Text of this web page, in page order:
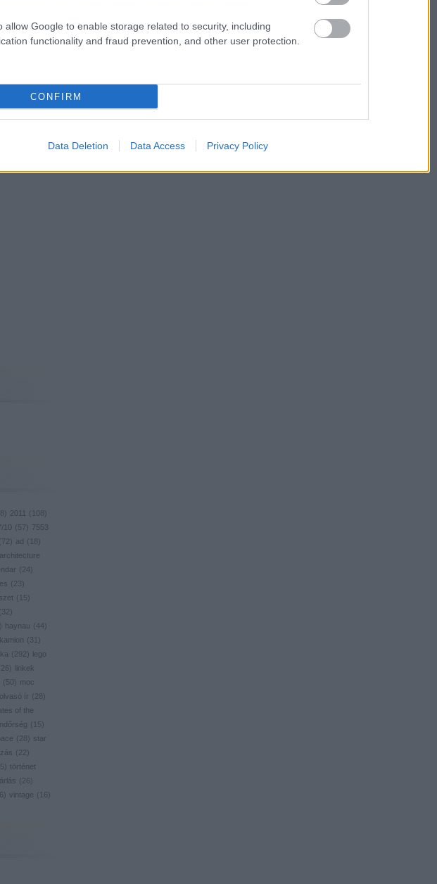
allow Google to enable storage related to security, including
functionality and fraud prevention, and other user protection.
CONFIRM
Data Deletion Data Access Privacy Policy
7636
) 2011 ( 108 )
10 ( 57) 7553
72) ad ( 18 )
architecture
( 24)
( 23)
( 15)
32)
) haynau ( 44)
kamion ( 31
)
( 292)
lego
26 )
linkek
( 50) moc
olvasó ír ( 28 )
of the
( 15)
( 28 ) star
( 22)
15) történet
( 26 )
) vintage ( 16 )